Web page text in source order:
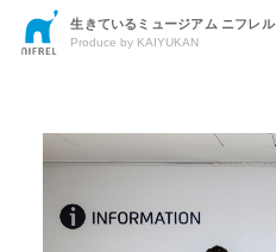
生きているミュージアム ニフレル
Produce by KAIYUKAN